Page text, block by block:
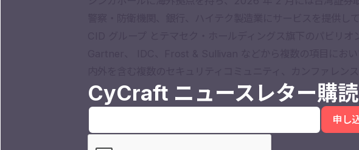
CyCraft ニュースレター購読